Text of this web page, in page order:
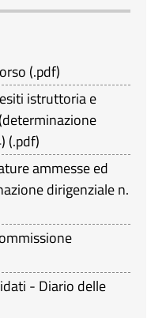
(.pdf)
istruttoria e
(.pdf)
ammesse ed
dirigenziale n.
- Diario delle